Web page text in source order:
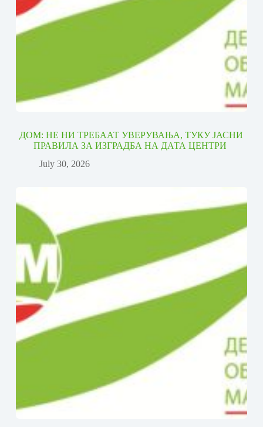
ДОМ: НЕ НИ ТРЕБААТ УВЕРУВАЊА, ТУКУ ЈАСНИ
ПРАВИЛА ЗА ИЗГРАДБА НА ДАТА ЦЕНТРИ
July 30, 2026